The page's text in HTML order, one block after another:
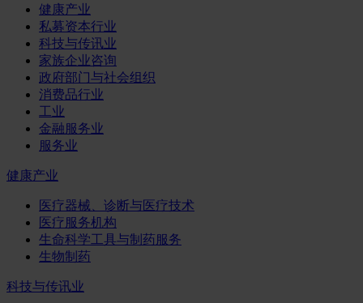
健康产业
私募资本行业
科技与传讯业
家族企业咨询
政府部门与社会组织
消费品行业
工业
金融服务业
服务业
健康产业
医疗器械、诊断与医疗技术
医疗服务机构
生命科学工具与制药服务
生物制药
科技与传讯业